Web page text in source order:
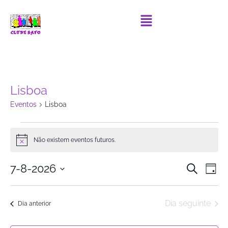
Lisboa
Eventos Lisboa
NoticeNão existem eventos futuros.
and
Pesquisar
Dia
7-8-2026
data
Dia anterior Dia seguinte